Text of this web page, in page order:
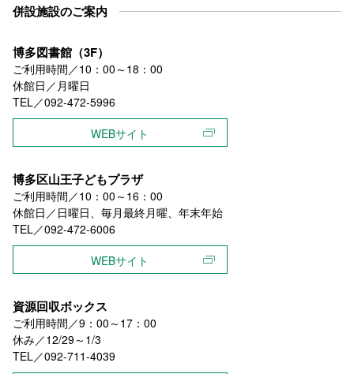
併設施設のご案内
博多図書館（3F）
ご利用時間／10：00～18：00
休館日／月曜日
TEL／092-472-5996
WEBサイト
博多区山王子どもプラザ
ご利用時間／10：00～16：00
休館日／日曜日、毎月最終月曜、年末年始
TEL／092-472-6006
WEBサイト
資源回収ボックス
ご利用時間／9：00～17：00
休み／12/29～1/3
TEL／092-711-4039